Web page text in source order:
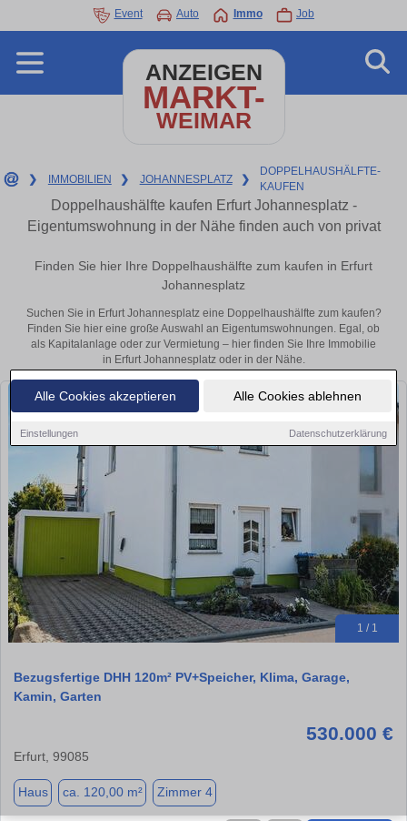
Alle Cookies akzeptieren Alle Cookies ablehnen
Einstellungen Datenschutzerklärung
Event Auto Immo Job
ANZEIGEN
MARKT-
WEIMAR
❯ IMMOBILIEN ❯ JOHANNESPLATZ ❯
DOPPELHAUSHÄLFTE-
KAUFEN
Doppelhaushälfte kaufen Erfurt Johannesplatz -
Eigentumswohnung in der Nähe finden auch von privat
Finden Sie hier Ihre Doppelhaushälfte zum kaufen in Erfurt
Johannesplatz
Suchen Sie in Erfurt Johannesplatz eine Doppelhaushälfte zum kaufen?
Finden Sie hier eine große Auswahl an Eigentumswohnungen. Egal, ob
als Kapitalanlage oder zur Vermietung – hier finden Sie Ihre Immobilie
in Erfurt Johannesplatz oder in der Nähe.
1 / 1
Bezugsfertige DHH 120m² PV+Speicher, Klima, Garage,
Kamin, Garten
530.000 €
Erfurt, 99085
Haus ca. 120,00 m² Zimmer 4